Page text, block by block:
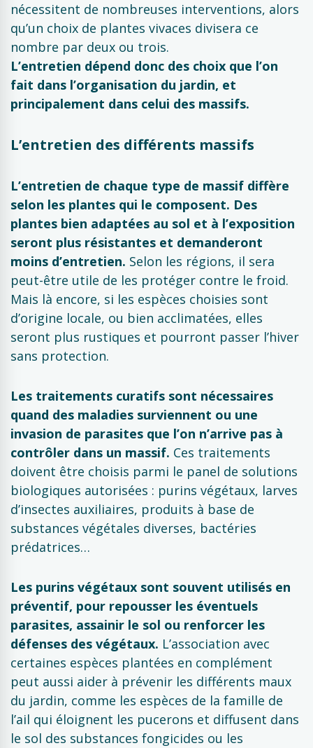
nécessitent de nombreuses interventions, alors
qu’un choix de plantes vivaces divisera ce
nombre par deux ou trois.
L’entretien dépend donc des choix que l’on
fait dans l’organisation du jardin, et
principalement dans celui des massifs.
L’entretien des différents massifs
L’entretien de chaque type de massif diffère
selon les plantes qui le composent. Des
plantes bien adaptées au sol et à l’exposition
seront plus résistantes et demanderont
moins d’entretien. Selon les régions, il sera
peut-être utile de les protéger contre le froid.
Mais là encore, si les espèces choisies sont
d’origine locale, ou bien acclimatées, elles
seront plus rustiques et pourront passer l’hiver
sans protection.
Les traitements curatifs sont nécessaires
quand des maladies surviennent ou une
invasion de parasites que l’on n’arrive pas à
contrôler dans un massif. Ces traitements
doivent être choisis parmi le panel de solutions
biologiques autorisées : purins végétaux, larves
d’insectes auxiliaires, produits à base de
substances végétales diverses, bactéries
prédatrices…
Les purins végétaux sont souvent utilisés en
préventif, pour repousser les éventuels
parasites, assainir le sol ou renforcer les
défenses des végétaux. L’association avec
certaines espèces plantées en complément
peut aussi aider à prévenir les différents maux
du jardin, comme les espèces de la famille de
l’ail qui éloignent les pucerons et diffusent dans
le sol des substances fongicides ou les